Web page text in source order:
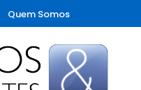
Quem Somos